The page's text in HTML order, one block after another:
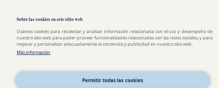
Sobre las cookies en este sitio web
Usamos cookies para recolectar y analizar información relacionada con el uso y desempeño de
nuestro sitio web para poder proveer funcionalidades relacionadas con las redes sociales, y para
mejorar y personalizar adecuadamente el contenido y publicidad en nuestro sitio web.
Más información
Permitir todas las cookies